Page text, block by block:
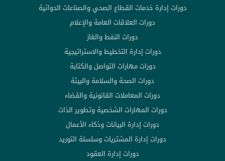
دورات إدارة خدمات القطاع الصحي والصناعات الدوائية
دورات العلاقات العامة والإعلام
دورات النفط والغاز
دورات إدارة التخطيط والاستراتيجية
دورات مهارات التواصل والكتابة
دورات الصحة والسلامة والبيئة
دورات المعاملات القانونية والقضاء
دورات المهارات الشخصية وتطوير الذات
دورات إدارة البيانات وذكاء الأعمال
دورات إدارة المشتريات وسلسلة التوريد
دورات إدارة العقود